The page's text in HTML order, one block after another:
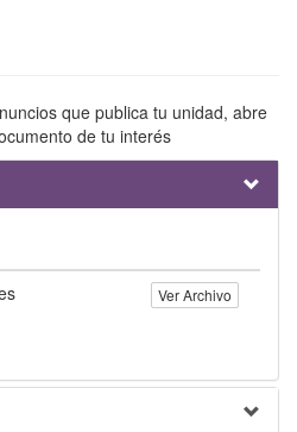
que publica tu unidad, abre
de tu interés
Ver Archivo